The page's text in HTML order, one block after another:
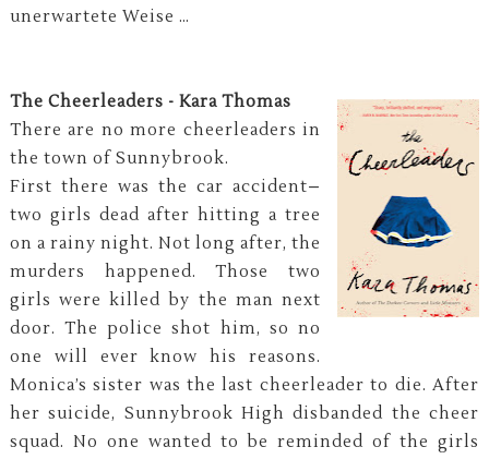
unerwartete Weise …
The Cheerleaders - Kara Thomas
There are no more cheerleaders in
the town of Sunnybrook.
First there was the car accident–
two girls dead after hitting a tree
on a rainy night. Not long after, the
murders happened. Those two
girls were killed by the man next
door. The police shot him, so no
one will ever know his reasons.
Monica’s sister was the last cheerleader to die. After
her suicide, Sunnybrook High disbanded the cheer
squad. No one wanted to be reminded of the girls